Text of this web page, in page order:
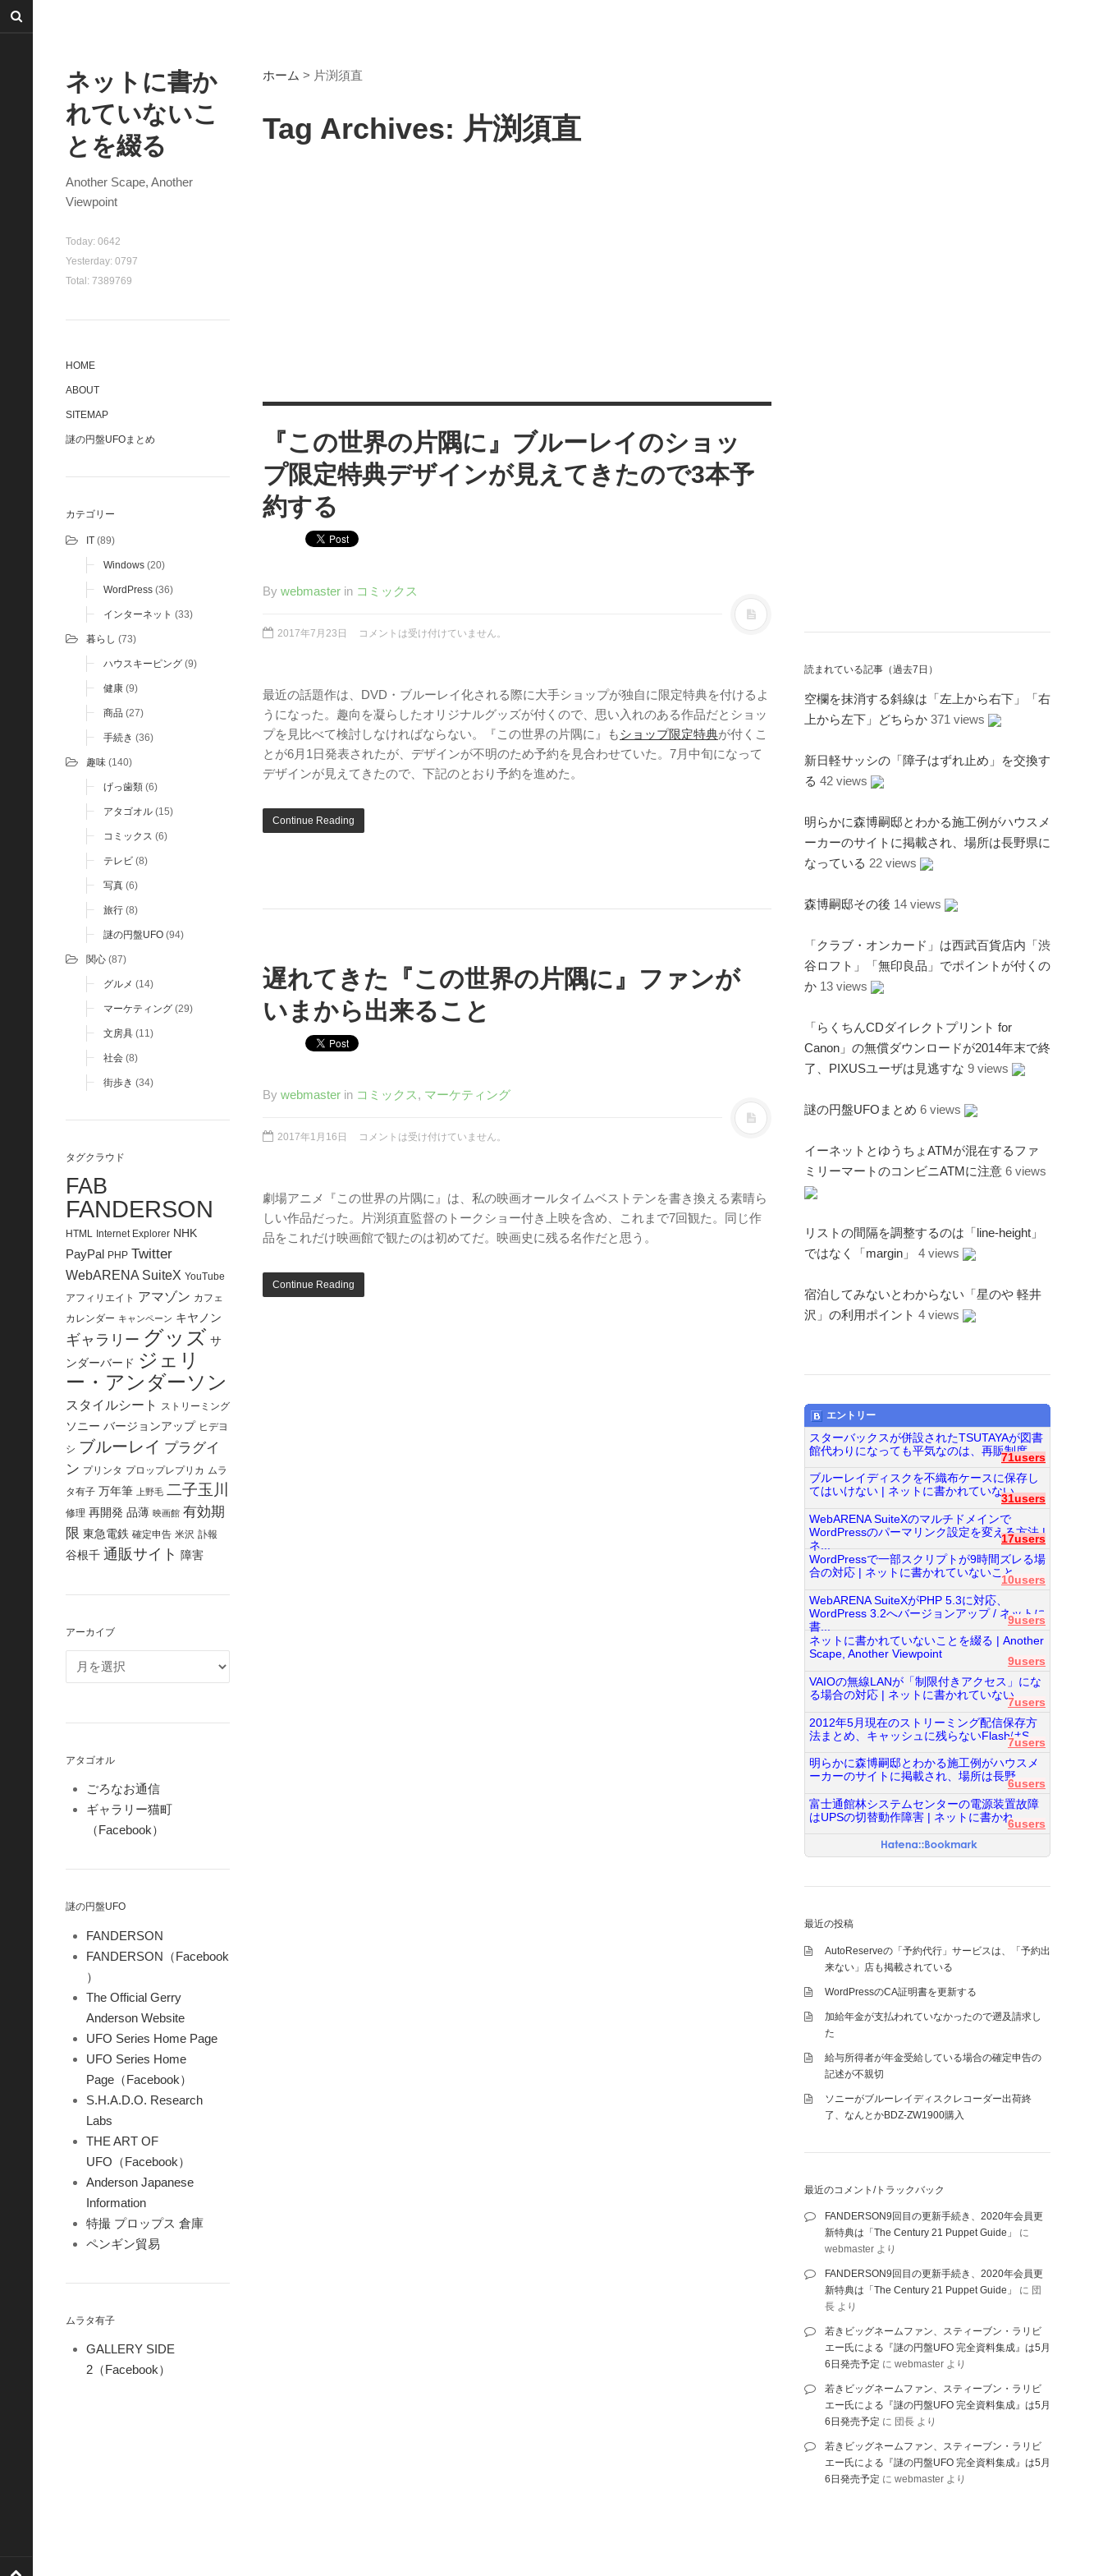
ネットに書か
れていないこ
とを綴る
Another Scape, Another
Viewpoint
Today: 0642
Yesterday: 0797
Total: 7389769
HOME
ABOUT
SITEMAP
謎の円盤UFOまとめ
カテゴリー
IT (89)
Windows (20)
WordPress (36)
インターネット (33)
暮らし (73)
ハウスキーピング (9)
健康 (9)
商品 (27)
手続き (36)
趣味 (140)
げっ歯類 (6)
アタゴオル (15)
コミックス (6)
テレビ (8)
写真 (6)
旅行 (8)
謎の円盤UFO (94)
関心 (87)
グルメ (14)
マーケティング (29)
文房具 (11)
社会 (8)
街歩き (34)
タグクラウド
FAB
FANDERSON
HTML Internet Explorer NHK
PayPal PHP Twitter
WebARENA SuiteX YouTube
アフィリエイト アマゾン カフェ
カレンダー キャンペーン キヤノン
ギャラリー グッズ サ
ンダーバード ジェリ
ー・アンダーソン
スタイルシート ストリーミング
ソニー バージョンアップ ヒデヨ
シ ブルーレイ プラグイ
ン プリンタ プロップレプリカ ムラ
タ有子 万年筆 上野毛 二子玉川
修理 再開発 品薄 映画館 有効期
限 東急電鉄 確定申告 米沢 訃報
谷根千 通販サイト 障害
アーカイブ
アタゴオル
ごろなお通信
ギャラリー猫町
（Facebook）
謎の円盤UFO
FANDERSON
FANDERSON（Facebook
）
The Official Gerry
Anderson Website
UFO Series Home Page
UFO Series Home
Page（Facebook）
S.H.A.D.O. Research
Labs
THE ART OF
UFO（Facebook）
Anderson Japanese
Information
特撮 プロップス 倉庫
ペンギン貿易
ムラタ有子
GALLERY SIDE
2（Facebook）
ホーム > 片渕須直
Tag Archives: 片渕須直
『この世界の片隅に』ブルーレイのショッ
プ限定特典デザインが見えてきたので3本予
約する
By webmaster in コミックス
2017年7月23日 コメントは受け付けていません。
最近の話題作は、DVD・ブルーレイ化される際に大手ショップが独自に限定特典を付けるよ
うになった。趣向を凝らしたオリジナルグッズが付くので、思い入れのある作品だとショッ
プを見比べて検討しなければならない。『この世界の片隅に』もショップ限定特典が付くこ
とが6月1日発表されたが、デザインが不明のため予約を見合わせていた。7月中旬になって
デザインが見えてきたので、下記のとおり予約を進めた。
Continue Reading
遅れてきた『この世界の片隅に』ファンが
いまから出来ること
By webmaster in コミックス , マーケティング
2017年1月16日 コメントは受け付けていません。
劇場アニメ『この世界の片隅に』は、私の映画オールタイムベストテンを書き換える素晴ら
しい作品だった。片渕須直監督のトークショー付き上映を含め、これまで7回観た。同じ作
品をこれだけ映画館で観たのは初めてだ。映画史に残る名作だと思う。
Continue Reading
読まれている記事（過去7日）
空欄を抹消する斜線は「左上から右下」「右
上から左下」どちらか 371 views
新日軽サッシの「障子はずれ止め」を交換す
る 42 views
明らかに森博嗣邸とわかる施工例がハウスメ
ーカーのサイトに掲載され、場所は長野県に
なっている 22 views
森博嗣邸その後 14 views
「クラブ・オンカード」は西武百貨店内「渋
谷ロフト」「無印良品」でポイントが付くの
か 13 views
「らくちんCDダイレクトプリント for
Canon」の無償ダウンロードが2014年末で終
了、PIXUSユーザは見逃すな 9 views
謎の円盤UFOまとめ 6 views
イーネットとゆうちょATMが混在するファ
ミリーマートのコンビニATMに注意 6 views
リストの間隔を調整するのは「line-height」
ではなく「margin」
4 views
宿泊してみないとわからない「星のや 軽井
沢」の利用ポイント 4 views
エントリー
スターバックスが併設されたTSUTAYAが図書
館代わりになっても平気なのは、再販制度...
71users
ブルーレイディスクを不織布ケースに保存し
てはいけない | ネットに書かれていない...
31users
WebARENA SuiteXのマルチドメインで
WordPressのパーマリンク設定を変える方法 |
ネ...
17users
WordPressで一部スクリプトが9時間ズレる場
合の対応 | ネットに書かれていないこと...
10users
WebARENA SuiteXがPHP 5.3に対応、
WordPress 3.2へバージョンアップ / ネットに
書...
9users
ネットに書かれていないことを綴る | Another
Scape, Another Viewpoint
9users
VAIOの無線LANが「制限付きアクセス」にな
る場合の対応 | ネットに書かれていない...
7users
2012年5月現在のストリーミング配信保存方
法まとめ、キャッシュに残らないFlashはS...
7users
明らかに森博嗣邸とわかる施工例がハウスメ
ーカーのサイトに掲載され、場所は長野...
6users
富士通館林システムセンターの電源装置故障
はUPSの切替動作障害 | ネットに書かれ...
6users
最近の投稿
AutoReserveの「予約代行」サービスは、「予約出
来ない」店も掲載されている
WordPressのCA証明書を更新する
加給年金が支払われていなかったので遡及請求し
た
給与所得者が年金受給している場合の確定申告の
記述が不親切
ソニーがブルーレイディスクレコーダー出荷終
了、なんとかBDZ-ZW1900購入
最近のコメント/トラックバック
FANDERSON9回目の更新手続き、2020年会員更
新特典は「The Century 21 Puppet Guide」
に
webmaster より
FANDERSON9回目の更新手続き、2020年会員更
新特典は「The Century 21 Puppet Guide」
に 団
長 より
若きビッグネームファン、スティーブン・ラリビ
エー氏による『謎の円盤UFO 完全資料集成』は5月
6日発売予定 に webmaster より
若きビッグネームファン、スティーブン・ラリビ
エー氏による『謎の円盤UFO 完全資料集成』は5月
6日発売予定 に 団長 より
若きビッグネームファン、スティーブン・ラリビ
エー氏による『謎の円盤UFO 完全資料集成』は5月
6日発売予定 に webmaster より